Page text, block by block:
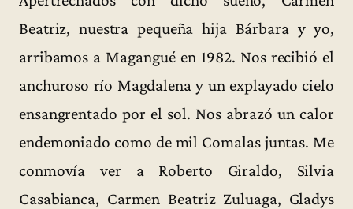
Beatriz, nuestra pequeña hija Bárbara y yo,
arribamos a Magangué en 1982. Nos recibió el
anchuroso río Magdalena y un explayado cielo
ensangrentado por el sol. Nos abrazó un calor
endemoniado como de mil Comalas juntas. Me
conmovía ver a Roberto Giraldo, Silvia
Casabianca, Carmen Beatriz Zuluaga, Gladys